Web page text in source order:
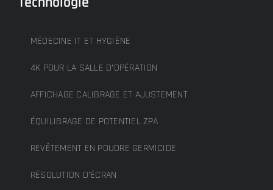
MÉDECINE IT ET HYGIÈNE
4K POUR LA SALLE D’OPÉRATION
AFFICHAGE CALIBRAGE ET AJUSTEMENT
ÉQUILIBRAGE DE POTENTIEL ZPA
REVÊTEMENT EN POUDRE GERMICIDE
RÉSOLUTION D’ÉCRAN